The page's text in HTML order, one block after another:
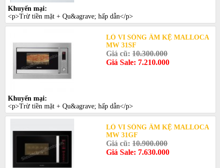
Khuyến mại:
<p>Trừ tiền mặt + Qu&agrave; hấp dẫn</p>
LÒ VI SÓNG ÂM KỆ MALLOCA
MW 31SF
Giá cũ:10.300.000
Giá Sale: 7.210.000
Khuyến mại:
<p>Trừ tiền mặt + Qu&agrave; hấp dẫn</p>
LÒ VI SÓNG ÂM KỆ MALLOCA
MW 31GF
Giá cũ:10.900.000
Giá Sale: 7.630.000